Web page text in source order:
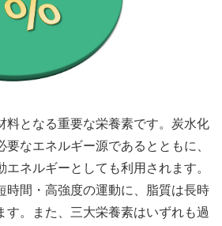
料となる重要な栄養素です。炭水化
なエネルギー源であるとともに、
エネルギーとしても利用されます。
時間・高強度の運動に、脂質は長時
す。また、三大栄養素はいずれも過